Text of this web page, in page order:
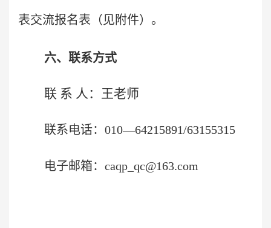
表交流报名表（见附件）。
六、联系方式
联 系 人：王老师
联系电话：010—64215891/63155315
电子邮箱：caqp_qc@163.com